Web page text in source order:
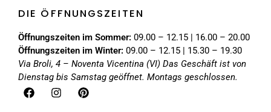
DIE ÖFFNUNGSZEITEN
Öffnungszeiten im Sommer: 09.00 – 12.15 | 16.00 – 20.00
Öffnungszeiten im Winter: 09.00 – 12.15 | 15.30 – 19.30
Via Broli, 4 – Noventa Vicentina (VI) Das Geschäft ist von
Dienstag bis Samstag geöffnet. Montags geschlossen.